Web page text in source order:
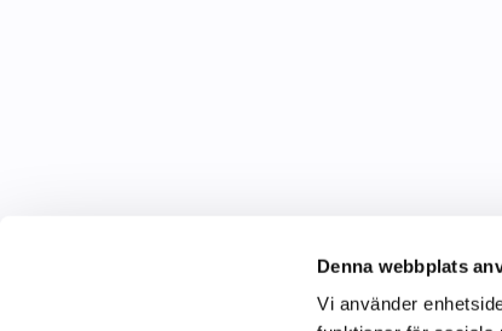
Denna webbplats
Vi använder